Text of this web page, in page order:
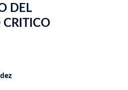
DEL
CRITICO